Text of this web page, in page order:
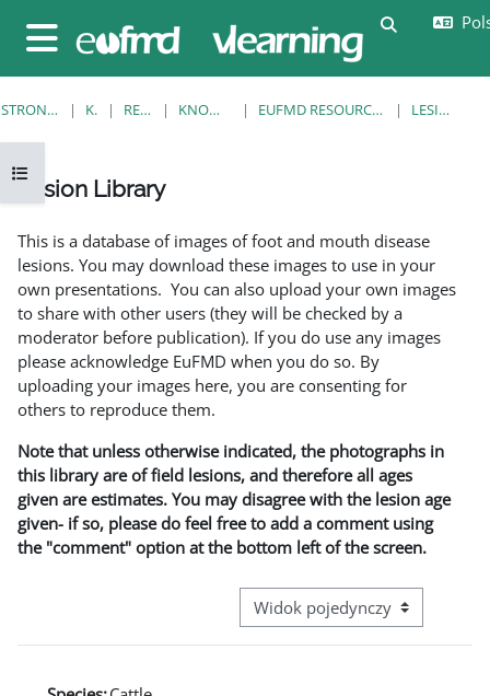
Panel boczny
Otwórz indeks kursu
STRONA GŁÓWNA KURSY RESOURCES KNOWLEDGE BANK EUFMD RESOURCES: CLINICAL DIAGNOSIS LESION LIBRARY
Lesion Library
This is a database of images of foot and mouth disease
lesions. You may download these images to use in your
own presentations. You can also upload your own images
to share with other users (they will be checked by a
moderator before publication). If you do use any images
please acknowledge EuFMD when you do so. By
uploading your images here, you are consenting for
others to reproduce them.
Note that unless otherwise indicated, the photographs in
this library are of field lesions, and therefore all ages
given are estimates. You may disagree with the lesion age
given- if so, please do feel free to add a comment using
the "comment" option at the bottom left of the screen.
Przeglądanie: nawigacja